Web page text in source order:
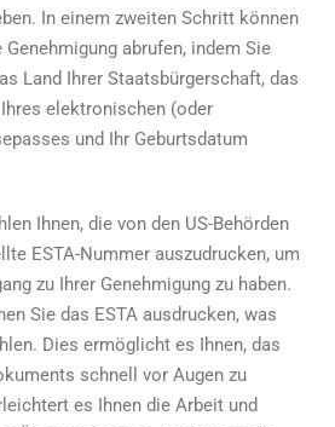
In einem zweiten Schritt können
abrufen, indem Sie
Land Ihrer Staatsbürgerschaft, das
elektronischen (oder
und Ihr Geburtsdatum
Ihnen, die von den US-Behörden
ESTA-Nummer auszudrucken, um
zu Ihrer Genehmigung zu haben.
Sie das ESTA ausdrucken, was
Dies ermöglicht es Ihnen, das
schnell vor Augen zu
es Ihnen die Arbeit und